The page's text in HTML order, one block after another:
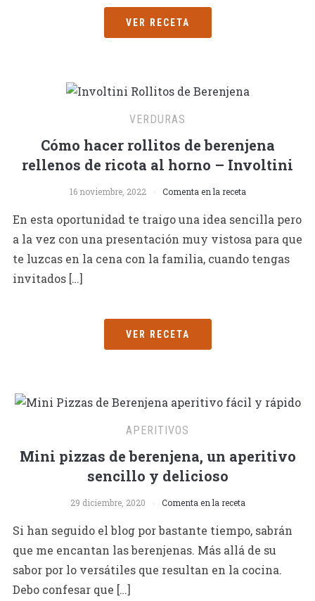
VER RECETA
VERDURAS
Cómo hacer rollitos de berenjena
rellenos de ricota al horno – Involtini
16 noviembre, 2022 Comenta en la receta
En esta oportunidad te traigo una idea sencilla pero
a la vez con una presentación muy vistosa para que
te luzcas en la cena con la familia, cuando tengas
invitados […]
VER RECETA
APERITIVOS
Mini pizzas de berenjena, un aperitivo
sencillo y delicioso
29 diciembre, 2020 Comenta en la receta
Si han seguido el blog por bastante tiempo, sabrán
que me encantan las berenjenas. Más allá de su
sabor por lo versátiles que resultan en la cocina.
Debo confesar que […]